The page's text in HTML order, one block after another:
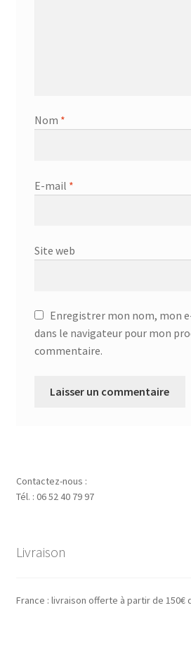
Nom *
E-mail *
Site web
Enregistrer mon nom, mon
dans le navigateur pour mon
commentaire.
Contactez-nous :
Tél. : 06 52 40 79 97
Livraison
France : livraison offerte à partir de 150€